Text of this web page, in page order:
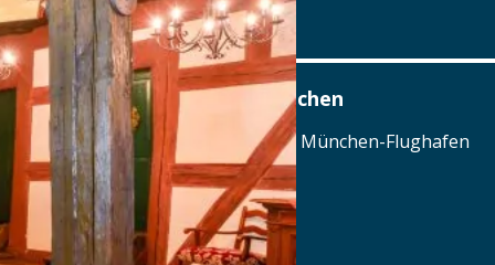
www.hotel-der-schwan.de
Airbräu am Flughafen München
Terminalstraße Mitte 18, 85356 München-Flughafen
Tel.: Tel.: 089 - 97593111
Details